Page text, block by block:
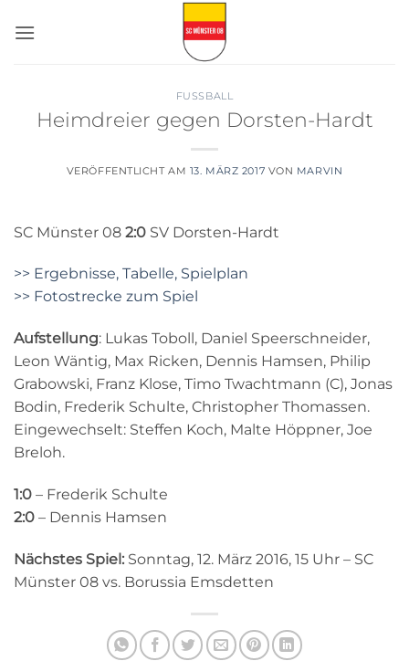
Inhalt
FUSSBALL
Heimdreier gegen Dorsten-Hardt
VERÖFFENTLICHT AM 13. MÄRZ 2017 VON MARVIN
SC Münster 08 2:0 SV Dorsten-Hardt
>> Ergebnisse, Tabelle, Spielplan
>> Fotostrecke zum Spiel
Aufstellung: Lukas Toboll, Daniel Speerschneider,
Leon Wäntig, Max Ricken, Dennis Hamsen, Philip
Grabowski, Franz Klose, Timo Twachtmann (C), Jonas
Bodin, Frederik Schulte, Christopher Thomassen.
Eingewechselt: Steffen Koch, Malte Höppner, Joe
Breloh.
1:0 – Frederik Schulte
2:0 – Dennis Hamsen
Nächstes Spiel: Sonntag, 12. März 2016, 15 Uhr – SC
Münster 08 vs. Borussia Emsdetten